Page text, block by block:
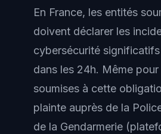
En France, les entités
doivent déclarer les
cybersécurité
dans les 24h. Même
soumises à cette
plainte auprès de la
de la Gendarmerie